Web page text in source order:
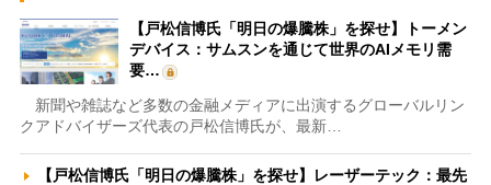
【戸松信博氏「明日の爆騰株」を探せ】トーメン
デバイス：サムスンを通じて世界のAIメモリ需
要…
新聞や雑誌など多数の金融メディアに出演するグローバルリン
クアドバイザーズ代表の戸松信博氏が、最新…
【戸松信博氏「明日の爆騰株」を探せ】レーザーテック：最先